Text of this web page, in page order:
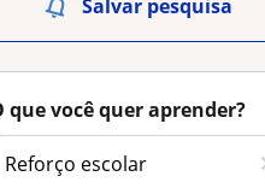
Salvar pesquisa
que você quer aprender?